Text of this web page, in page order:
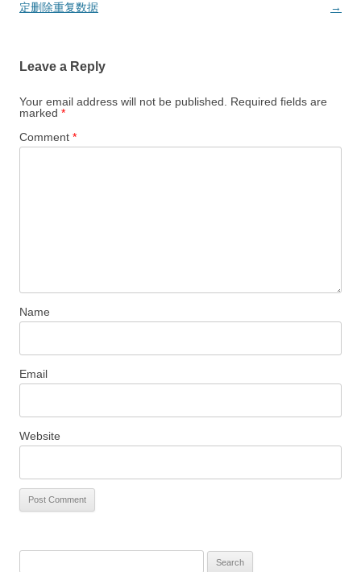
navigation
定删除重复数据
→
Leave a Reply
Your email address will not be published.
Required fields are
marked *
Comment *
Name
Email
Website